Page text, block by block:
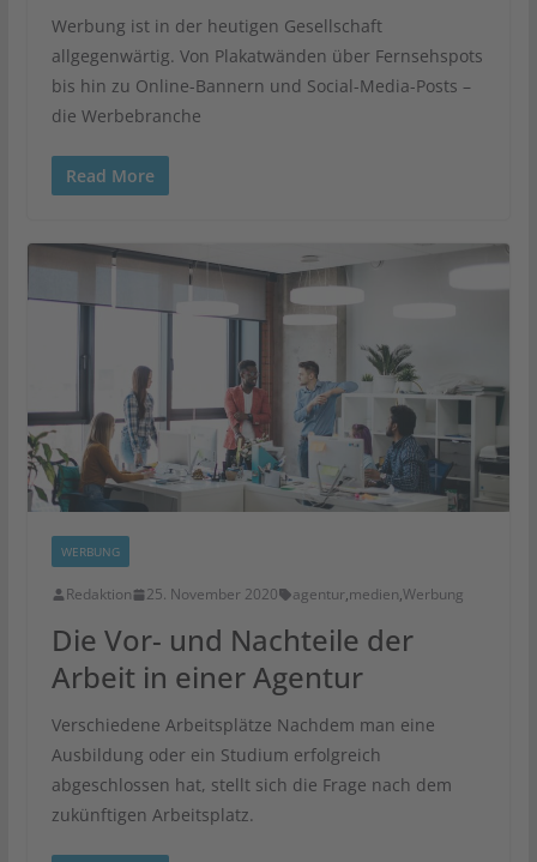
Werbung ist in der heutigen Gesellschaft
allgegenwärtig. Von Plakatwänden über Fernsehspots
bis hin zu Online-Bannern und Social-Media-Posts –
die Werbebranche
Read More
WERBUNG
Redaktion 25. November 2020 agentur,medien,Werbung
Die Vor- und Nachteile der
Arbeit in einer Agentur
Verschiedene Arbeitsplätze Nachdem man eine
Ausbildung oder ein Studium erfolgreich
abgeschlossen hat, stellt sich die Frage nach dem
zukünftigen Arbeitsplatz.